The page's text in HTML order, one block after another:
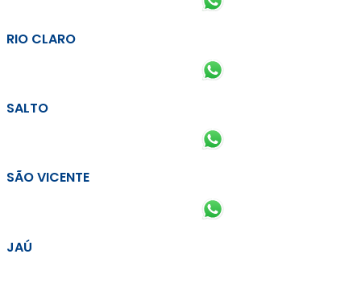
RIO CLARO
SALTO
SÃO VICENTE
JAÚ